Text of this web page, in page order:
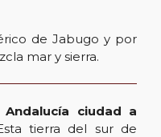
de Jabugo y por
mar y sierra.
ciudad a
tierra del sur de